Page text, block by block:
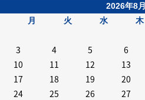
2026年8月
月
火 水 木
3
4 5 6
10
11 12 13
17
18 19 20
24
25 26 27